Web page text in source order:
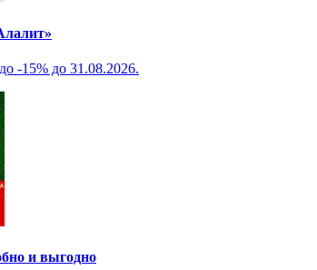
-15% до 31.08.2026.
и выгодно